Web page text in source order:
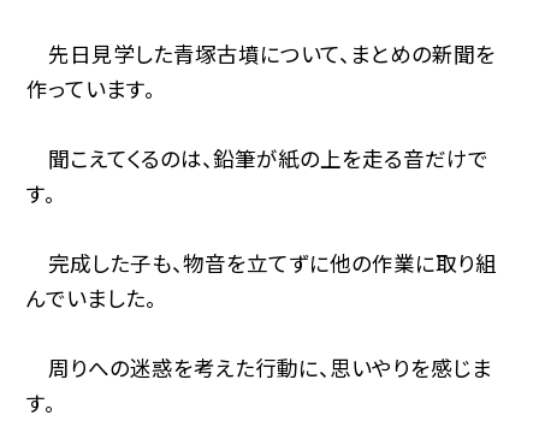
先日見学した青塚古墳について、まとめの新聞を
作っています。
聞こえてくるのは、鉛筆が紙の上を走る音だけで
す。
完成した子も、物音を立てずに他の作業に取り組
んでいました。
周りへの迷惑を考えた行動に、思いやりを感じま
す。